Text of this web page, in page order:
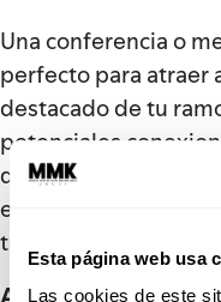
Esta página web usa
Las cookies de este
Una conferencia o
perfecto para atraer
destacado de tu
potenciales
que los contactos
empresa y tu
tu ecosistema.